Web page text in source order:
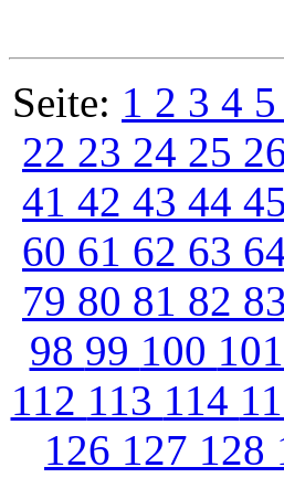
Seite: 1 2 3 4 5
22 23 24 25
41 42 43 44 45
60 61 62 63
79 80 81 82 83
98 99 100 101
112 113 114
126 127 128